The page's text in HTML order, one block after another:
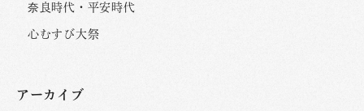
奈良時代・平安時代
心むすび大祭
アーカイブ